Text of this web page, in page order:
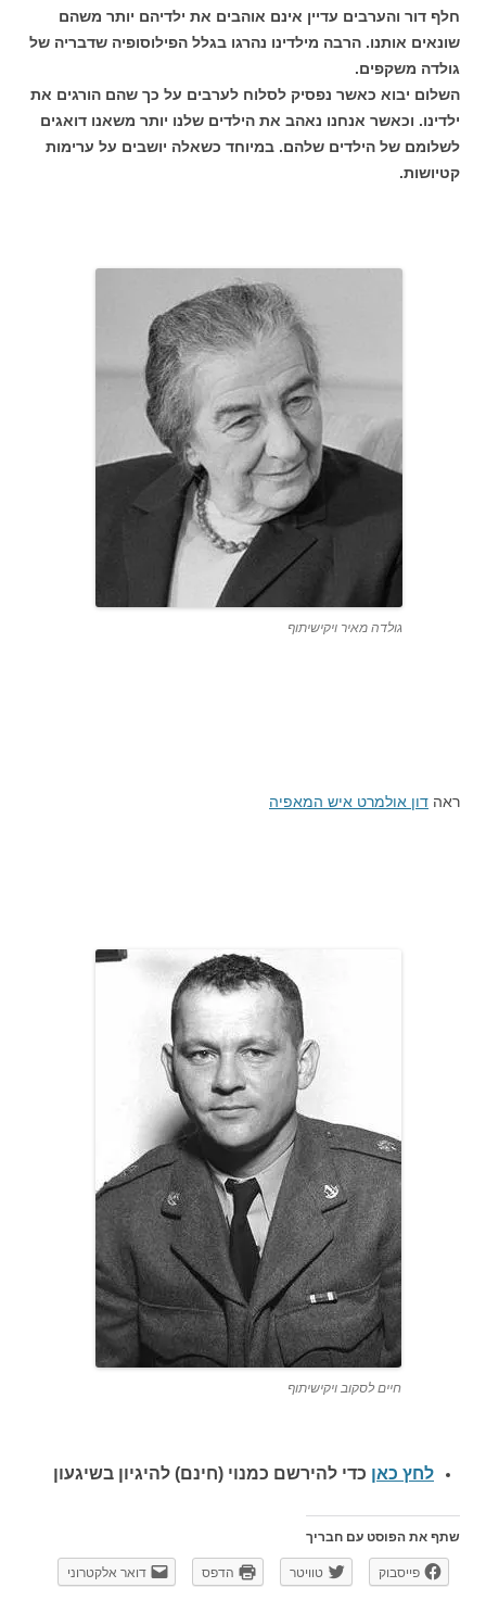
חלף דור והערבים עדיין אינם אוהבים את ילדיהם יותר משהם
שונאים אותנו. הרבה מילדינו נהרגו בגלל הפילוסופיה שדבריה של
גולדה משקפים.
השלום יבוא כאשר נפסיק לסלוח לערבים על כך שהם הורגים את
ילדינו. וכאשר אנחנו נאהב את הילדים שלנו יותר משאנו דואגים
לשלומם של הילדים שלהם. במיוחד כשאלה יושבים על ערימות
קטיושות.
גולדה מאיר ויקישיתוף
ראה דון אולמרט איש המאפיה
חיים לסקוב ויקישיתוף
לחץ כאן כדי להירשם כמנוי (חינם) להיגיון בשיגעון
שתף את הפוסט עם חבריך
פייסבוק טוויטר הדפס דואר אלקטרוני